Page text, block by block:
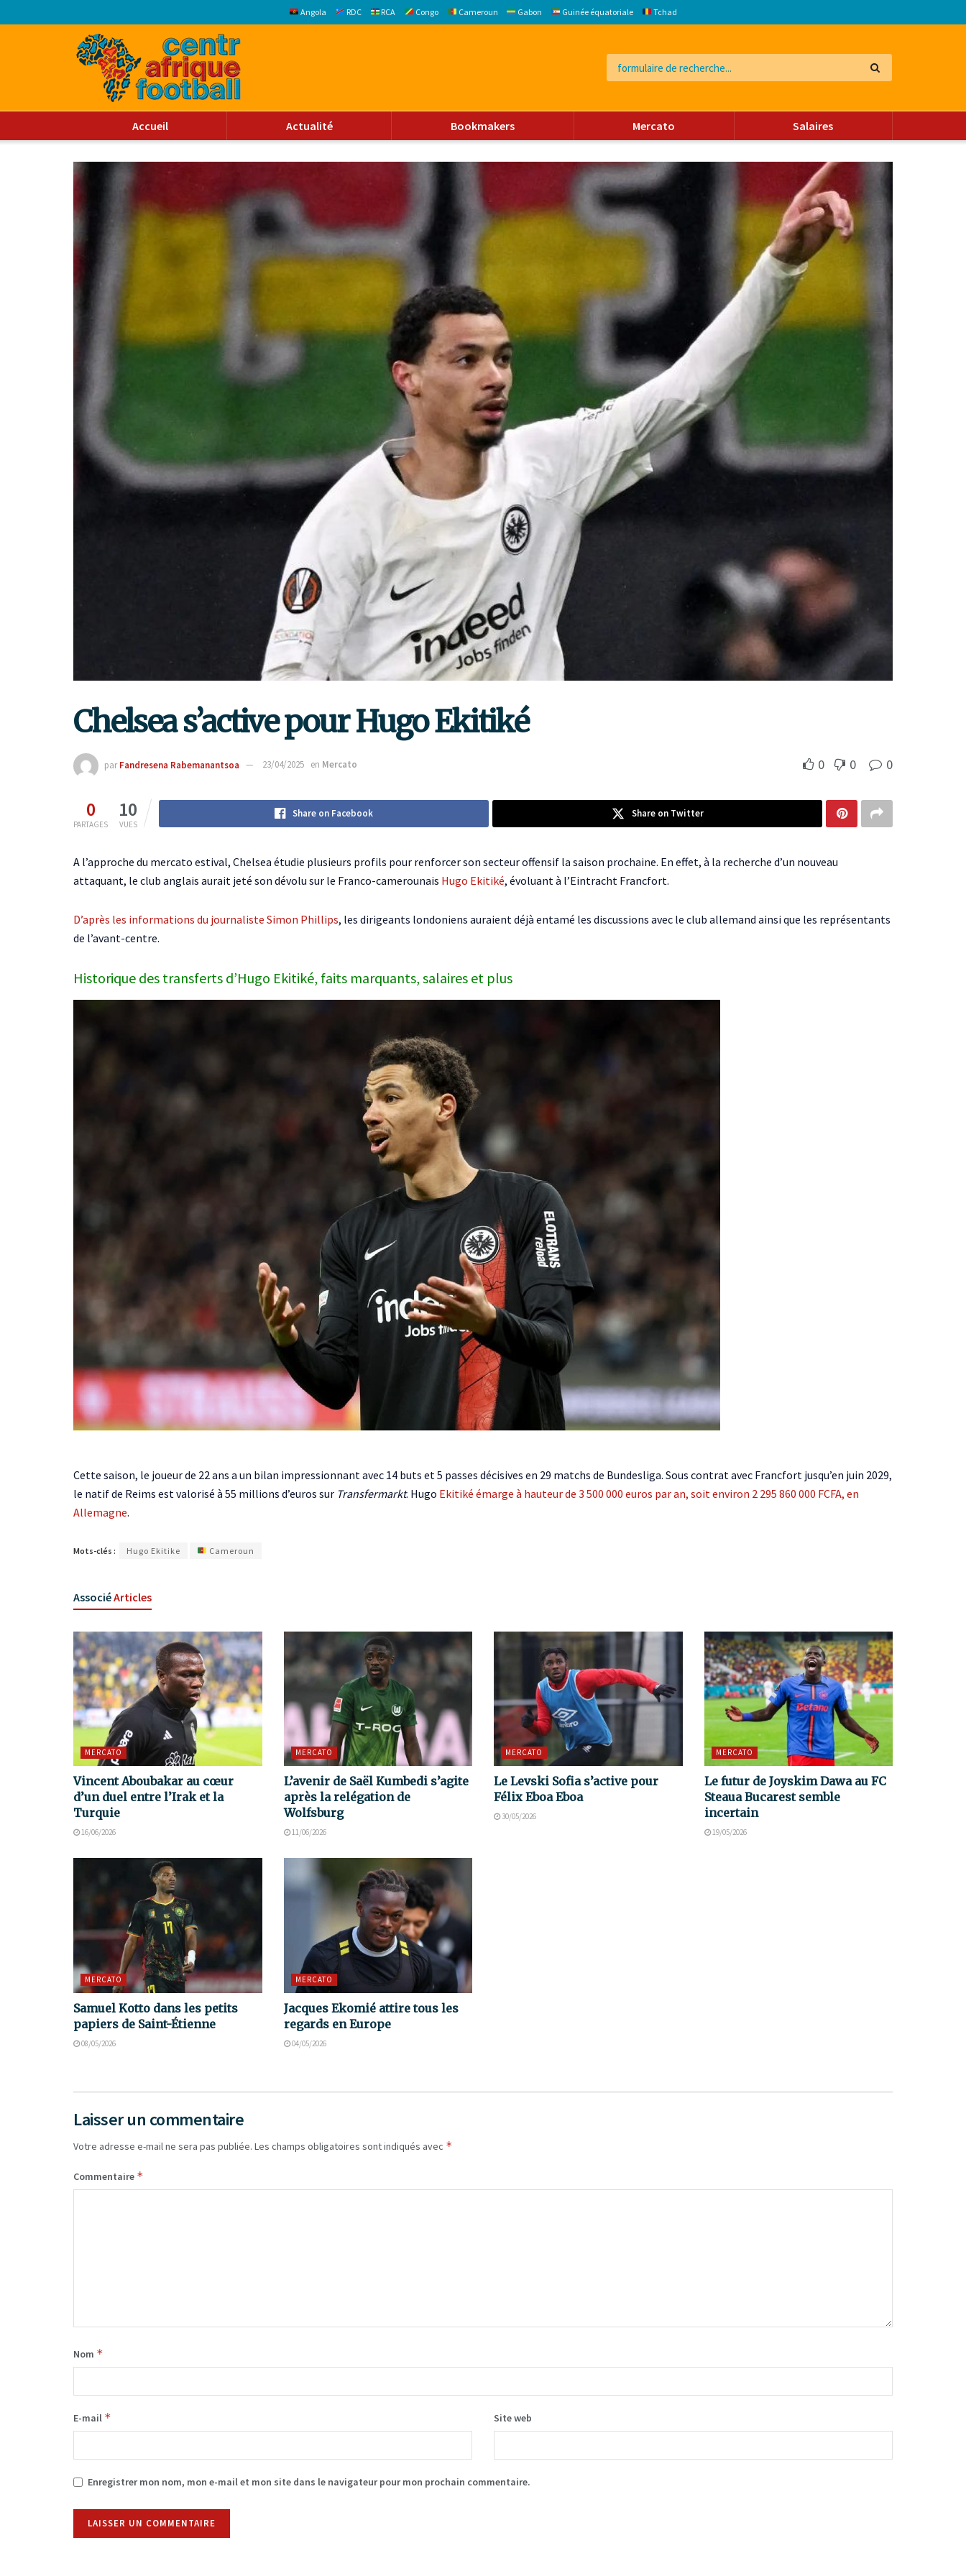
Angola RDC RCA Congo Cameroun Gabon Guinée équatoriale Tchad
Accueil Actualité Bookmakers Mercato Salaires
Chelsea s’active pour Hugo Ekitiké
par Fandresena Rabemanantsoa 23/04/2025 en Mercato 0 0 0
0
PARTAGES
10
VUES
Share on Facebook Share on Twitter
A l’approche du mercato estival, Chelsea étudie plusieurs profils pour renforcer son secteur offensif la saison prochaine. En effet, à la recherche d’un nouveau
attaquant, le club anglais aurait jeté son dévolu sur le Franco-camerounais Hugo Ekitiké, évoluant à l’Eintracht Francfort.
D’après les informations du journaliste Simon Phillips, les dirigeants londoniens auraient déjà entamé les discussions avec le club allemand ainsi que les représentants
de l’avant-centre.
Historique des transferts d’Hugo Ekitiké, faits marquants, salaires et plus
Cette saison, le joueur de 22 ans a un bilan impressionnant avec 14 buts et 5 passes décisives en 29 matchs de Bundesliga. Sous contrat avec Francfort jusqu’en juin 2029,
le natif de Reims est valorisé à 55 millions d’euros sur Transfermarkt. Hugo Ekitiké émarge à hauteur de 3 500 000 euros par an, soit environ 2 295 860 000 FCFA, en
Allemagne.
Mots-clés : Hugo Ekitike Cameroun
AssociéArticles
MERCATO
Vincent Aboubakar au cœur
d’un duel entre l’Irak et la
Turquie
16/06/2026
MERCATO
L’avenir de Saël Kumbedi s’agite
après la relégation de
Wolfsburg
11/06/2026
MERCATO
Le Levski Sofia s’active pour
Félix Eboa Eboa
30/05/2026
MERCATO
Le futur de Joyskim Dawa au FC
Steaua Bucarest semble
incertain
19/05/2026
MERCATO
Samuel Kotto dans les petits
papiers de Saint-Étienne
08/05/2026
MERCATO
Jacques Ekomié attire tous les
regards en Europe
04/05/2026
Laisser un commentaire
Votre adresse e-mail ne sera pas publiée. Les champs obligatoires sont indiqués avec *
Commentaire *
Nom *
E-mail * Site web
Enregistrer mon nom, mon e-mail et mon site dans le navigateur pour mon prochain commentaire.